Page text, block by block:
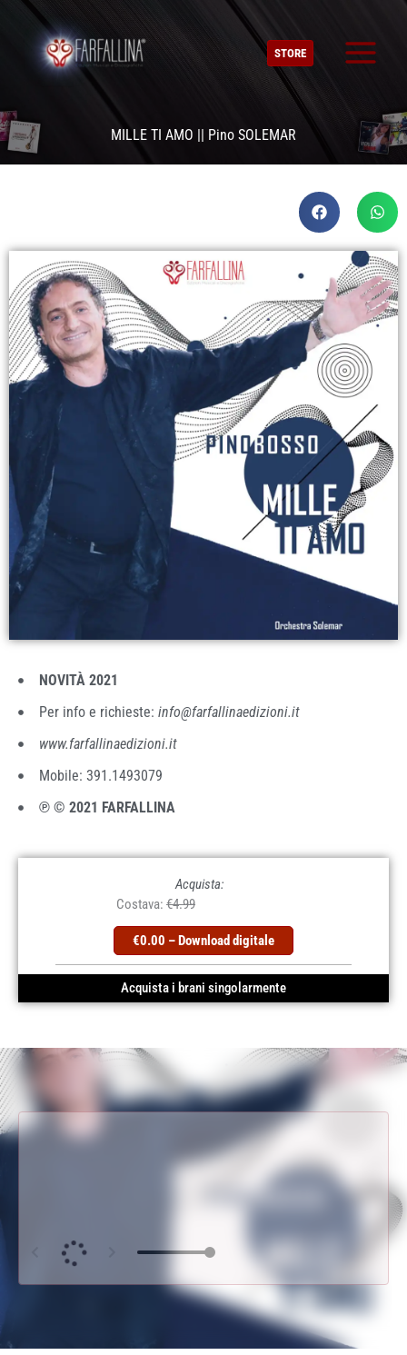
contenuto
STORE
MILLE TI AMO || Pino SOLEMAR
NOVITÀ 2021
Per info e richieste: info@farfallinaedizioni.it
www.farfallinaedizioni.it
Mobile: 391.1493079
℗ © 2021 FARFALLINA
Acquista:
Costava: €4.99
€0.00 – Download digitale
Acquista i brani singolarmente